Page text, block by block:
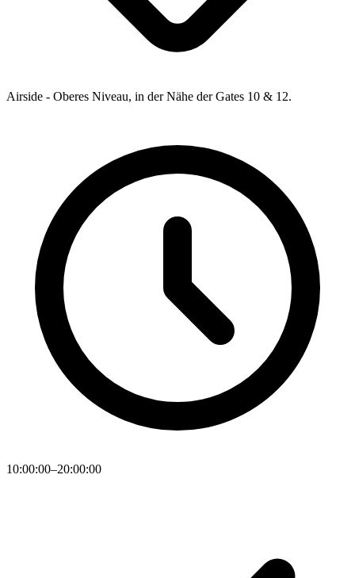
Airside - Oberes Niveau, in der Nähe der Gates 10 & 12.
10:00:00–20:00:00